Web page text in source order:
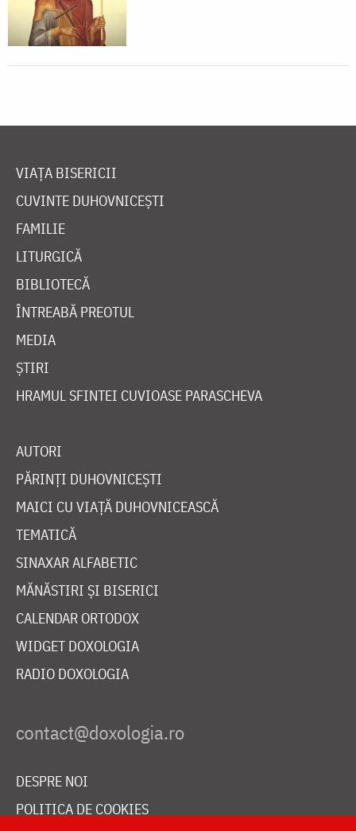
VIAȚA BISERICII
CUVINTE DUHOVNICEȘTI
FAMILIE
LITURGICĂ
BIBLIOTECĂ
ÎNTREABĂ PREOTUL
MEDIA
ȘTIRI
HRAMUL SFINTEI CUVIOASE PARASCHEVA
AUTORI
PĂRINȚI DUHOVNICEȘTI
MAICI CU VIAȚĂ DUHOVNICEASCĂ
TEMATICĂ
SINAXAR ALFABETIC
MĂNĂSTIRI ȘI BISERICI
CALENDAR ORTODOX
WIDGET DOXOLOGIA
RADIO DOXOLOGIA
DESPRE NOI
POLITICA DE COOKIES